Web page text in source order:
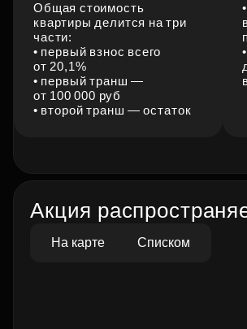
Общая стоимость
квартиры делится на три
части:
• первый взнос всего
от 20,1%
• первый транш —
от 100 000 руб
• второй транш — остаток
Акция
На карте Списком